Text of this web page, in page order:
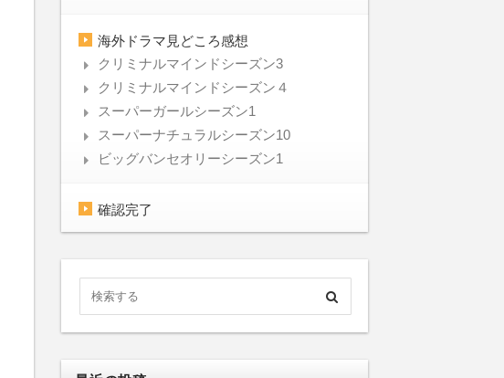
海外ドラマ見どころ感想
クリミナルマインドシーズン3
クリミナルマインドシーズン４
スーパーガールシーズン1
スーパーナチュラルシーズン10
ビッグバンセオリーシーズン1
確認完了